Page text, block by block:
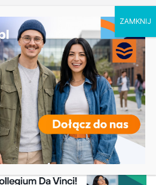
media i projektowanie
w Łodzi
– Uniwersytet Przyrodniczy w
w turystyce w Katowicach
Uniwersytet Wrocławski
w Szczecinie